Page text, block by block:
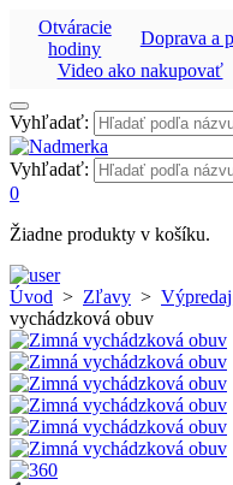
Otváracie
hodiny
Doprava a
Video ako nakupovať
Vyhľadať:
Vyhľadať:
0
Žiadne produkty v košíku.
Úvod > Zľavy >
vychádzková obuv